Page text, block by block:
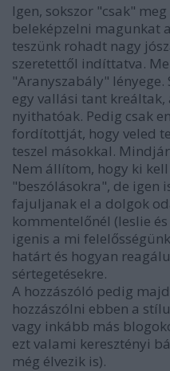
Igen, sokszor "csak"
beleképzelni magunkat
teszünk rohadt nagy
szeretettől indíttatva.
"Aranyszabály"
egy vallási tant
nyithatóak. Pedig csak
fordítottját, hogy veled
teszel másokkal.
Nem állítom, hogy ki
"beszólásokra", de igen
fajuljanak el a dolgok
kommentelőnél (leslie
igenis a mi
határt és hogyan
sértegetésekre.
A hozzászóló pedig
hozzászólni ebben a
vagy inkább más
ezt valami keresztényi
még élvezik is).